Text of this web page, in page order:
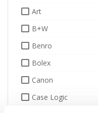
Art
B+W
Benro
Bolex
Canon
Case Logic